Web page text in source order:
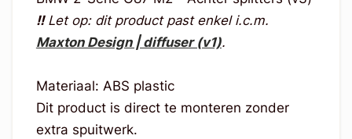
!!Let op: dit product past enkel i.c.m.
Maxton Design | diffuser (v1).
Materiaal: ABS plastic
Dit product is direct te monteren zonder
extra spuitwerk.